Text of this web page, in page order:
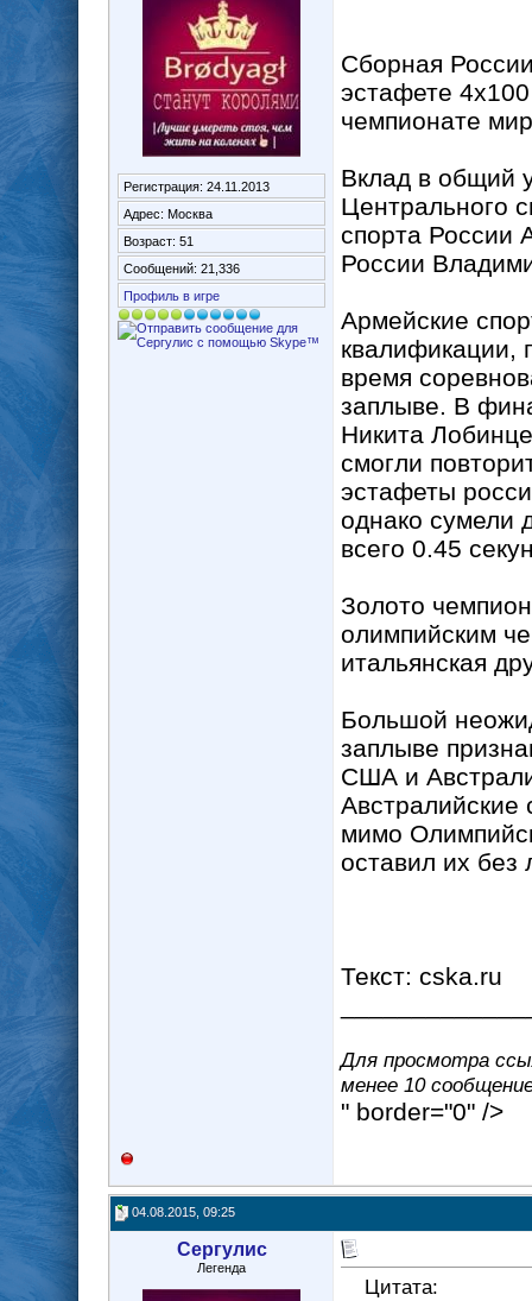
Регистрация: 24.11.2013
Адрес: Москва
Возраст: 51
Сообщений: 21,336
Профиль в игре
Сборная
эстафете
чемпионате
Вклад в общий
Центрального
спорта России
России
Армейские
квалификации,
время
заплыве. В
Никита
смогли
эстафеты
однако сумели
всего 0.45
Золото
олимпийским
итальянская
Большой
заплыве
США и
мимо
оставил их без
Текст: cska.ru
Для просмотра
менее 10
" border="0" />
04.08.2015, 09:25
Сергулис
Легенда
Цитата: